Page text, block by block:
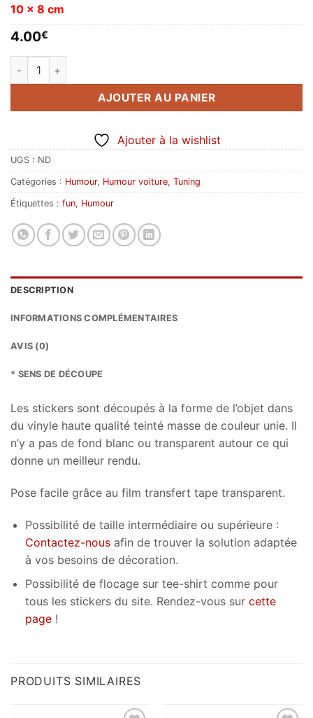
10 x 8 cm
4.00€
quantité de Fuck a duck
AJOUTER AU PANIER
Ajouter à la wishlist
UGS : ND
Catégories : Humour, Humour voiture, Tuning
Étiquettes : fun, Humour
DESCRIPTION
INFORMATIONS COMPLÉMENTAIRES
AVIS (0)
* SENS DE DÉCOUPE
Les stickers sont découpés à la forme de l’objet dans
du vinyle haute qualité teinté masse de couleur unie. Il
n’y a pas de fond blanc ou transparent autour ce qui
donne un meilleur rendu.
Pose facile grâce au film transfert tape transparent.
Possibilité de taille intermédiaire ou supérieure :
Contactez-nousafin de trouver la solution adaptée
à vos besoins de décoration.
Possibilité de flocage sur tee-shirt comme pour
tous les stickers du site. Rendez-vous sur cette
page!
PRODUITS SIMILAIRES